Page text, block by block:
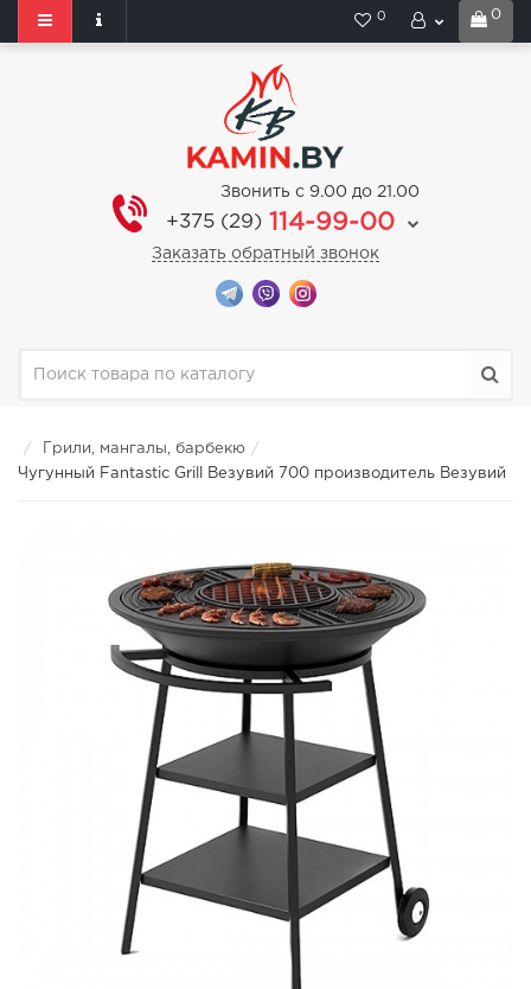
0
0
Звонить с 9.00 до 21.00
+375 (29) 114-99-00
Заказать обратный звонок
Грили, мангалы, барбекю
Чугунный Fantastic Grill Везувий 700 производитель Везувий